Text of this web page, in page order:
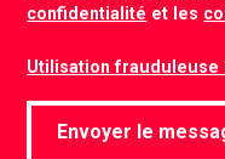
confidentialité et les
Utilisation frauduleuse
Envoyer le